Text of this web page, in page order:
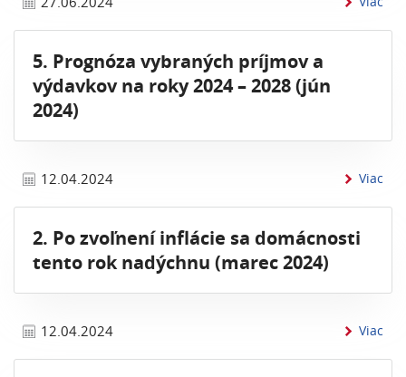
5. Prognóza vybraných príjmov a
výdavkov na roky 2024 – 2028 (jún
2024)
12.04.2024 Viac
2. Po zvoľnení inflácie sa domácnosti
tento rok nadýchnu (marec 2024)
12.04.2024 Viac